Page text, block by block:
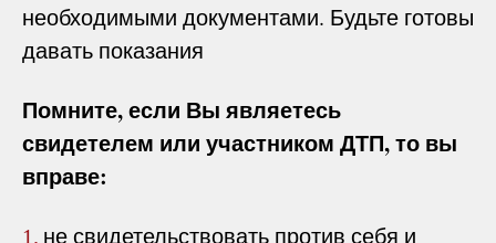
необходимыми документами. Будьте готовы
давать показания
Помните, если Вы являетесь
свидетелем или участником ДТП, то вы
вправе:
1. не свидетельствовать против себя и